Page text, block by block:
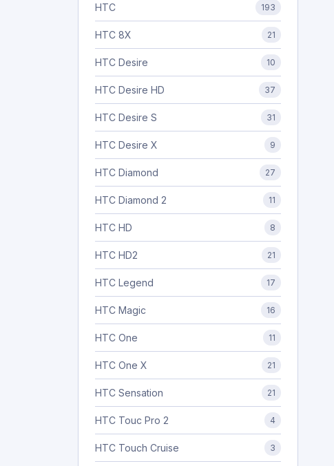
HTC 193
HTC 8X 21
HTC Desire 10
HTC Desire HD 37
HTC Desire S 31
HTC Desire X 9
HTC Diamond 27
HTC Diamond 2 11
HTC HD 8
HTC HD2 21
HTC Legend 17
HTC Magic 16
HTC One 11
HTC One X 21
HTC Sensation 21
HTC Touc Pro 2 4
HTC Touch Cruise 3